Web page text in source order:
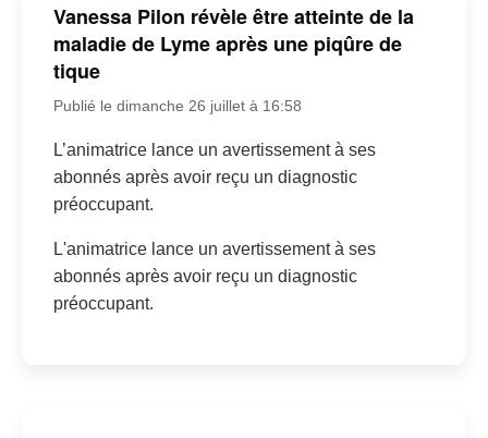
Vanessa Pilon révèle être atteinte de la
maladie de Lyme après une piqûre de
tique
Publié le dimanche 26 juillet à 16:58
L’animatrice lance un avertissement à ses
abonnés après avoir reçu un diagnostic
préoccupant.
L'animatrice lance un avertissement à ses
abonnés après avoir reçu un diagnostic
préoccupant.